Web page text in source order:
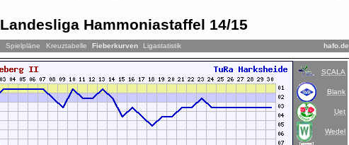
Landesliga Hammoniastaffel 14/15
Spielpläne Kreuztabelle Fieberkurven Ligastatistik hafo.de
SCALA
Blank
Uet
Wedel